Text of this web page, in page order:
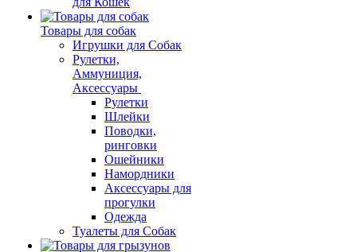
Товары для собак
Игрушки для Собак
Рулетки,
Аммуниция,
Аксессуары
Рулетки
Шлейки
Поводки,
ринговки
Ошейники
Намордники
Аксессуары для
прогулки
Одежда
Туалеты для Собак